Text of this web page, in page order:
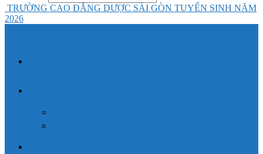
TRƯỜNG CAO ĐẲNG DƯỢC SÀI GÒN TUYỂN SINH NĂM
2026